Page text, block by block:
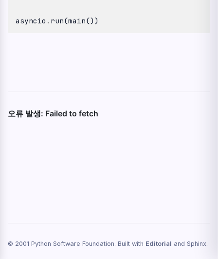
asyncio . run(main())
© 2001 Python Software Foundation. Built with Editorial and Sphinx.